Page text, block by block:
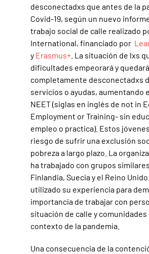
desconectadxs que antes de la
Covid-19, según un nuevo
trabajo social de calle realizado
International, financiado por
y Erasmus+. La situación de lxs
dificultades empeorará y
completamente desconectadxs
servicios o ayudas, aumentando
NEET (siglas en inglés de not in
Employment or Training- sin
empleo o practica). Estos
riesgo de sufrir una exclusión
pobreza a largo plazo. La
ha trabajado con grupos
Finlandia, Suecia y el Reino
utilizado su experiencia para
importancia de trabajar con
situación de calle y comunidades
contexto de la pandemia.
Una consecuencia de la